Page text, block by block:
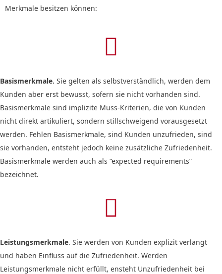
Merkmale besitzen können:

Basismerkmale. Sie gelten als selbstverständlich, werden dem
Kunden aber erst bewusst, sofern sie nicht vorhanden sind.
Basismerkmale sind implizite Muss-Kriterien, die von Kunden
nicht direkt artikuliert, sondern stillschweigend vorausgesetzt
werden. Fehlen Basismerkmale, sind Kunden unzufrieden, sind
sie vorhanden, entsteht jedoch keine zusätzliche Zufriedenheit.
Basismerkmale werden auch als “expected requirements”
bezeichnet.

Leistungsmerkmale. Sie werden von Kunden explizit verlangt
und haben Einfluss auf die Zufriedenheit. Werden
Leistungsmerkmale nicht erfüllt, ensteht Unzufriedenheit bei